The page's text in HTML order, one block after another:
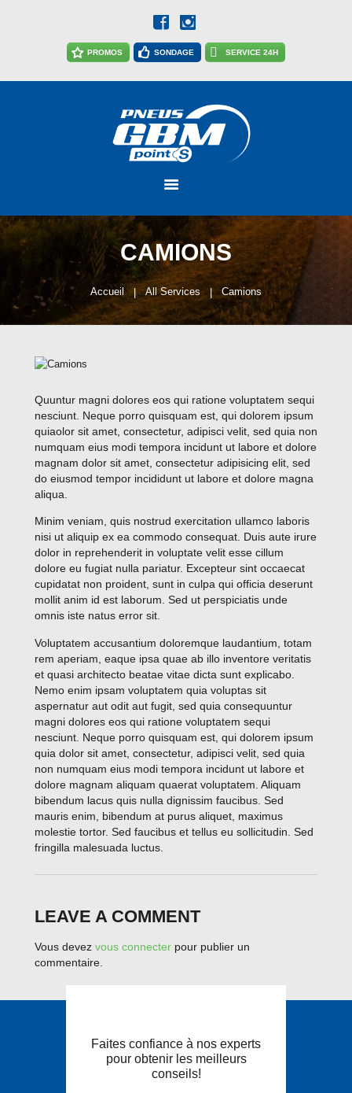
PROMOS SONDAGE SERVICE 24H
CAMIONS
Accueil All Services Camions
NOTRE
ENTREPRISE
NOS SERVICES
CARRIÈRES
NOUS JOINDRE
Quuntur magni dolores eos qui ratione voluptatem sequi
nesciunt. Neque porro quisquam est, qui dolorem ipsum
quiaolor sit amet, consectetur, adipisci velit, sed quia non
numquam eius modi tempora incidunt ut labore et dolore
magnam dolor sit amet, consectetur adipisicing elit, sed
do eiusmod tempor incididunt ut labore et dolore magna
aliqua.
Minim veniam, quis nostrud exercitation ullamco laboris
nisi ut aliquip ex ea commodo consequat. Duis aute irure
dolor in reprehenderit in voluptate velit esse cillum
dolore eu fugiat nulla pariatur. Excepteur sint occaecat
cupidatat non proident, sunt in culpa qui officia deserunt
mollit anim id est laborum. Sed ut perspiciatis unde
omnis iste natus error sit.
Voluptatem accusantium doloremque laudantium, totam
rem aperiam, eaque ipsa quae ab illo inventore veritatis
et quasi architecto beatae vitae dicta sunt explicabo.
Nemo enim ipsam voluptatem quia voluptas sit
aspernatur aut odit aut fugit, sed quia consequuntur
magni dolores eos qui ratione voluptatem sequi
nesciunt. Neque porro quisquam est, qui dolorem ipsum
quia dolor sit amet, consectetur, adipisci velit, sed quia
non numquam eius modi tempora incidunt ut labore et
dolore magnam aliquam quaerat voluptatem. Aliquam
bibendum lacus quis nulla dignissim faucibus. Sed
mauris enim, bibendum at purus aliquet, maximus
molestie tortor. Sed faucibus et tellus eu sollicitudin. Sed
fringilla malesuada luctus.
LEAVE A COMMENT
Vous devez vous connecter pour publier un
commentaire.
Faites confiance à nos experts
pour obtenir les meilleurs
conseils!